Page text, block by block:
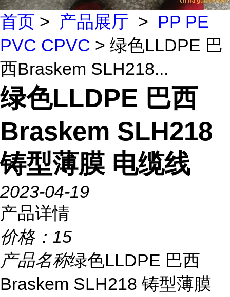
首页 > 产品展厅 > PP PE
PVC CPVC > 绿色LLDPE 巴
西Braskem SLH218...
绿色LLDPE 巴西
Braskem SLH218
铸型薄膜 电缆线
2023-04-19
产品详情
价格： 15
产品名称绿色LLDPE 巴西
Braskem SLH218 铸型薄膜